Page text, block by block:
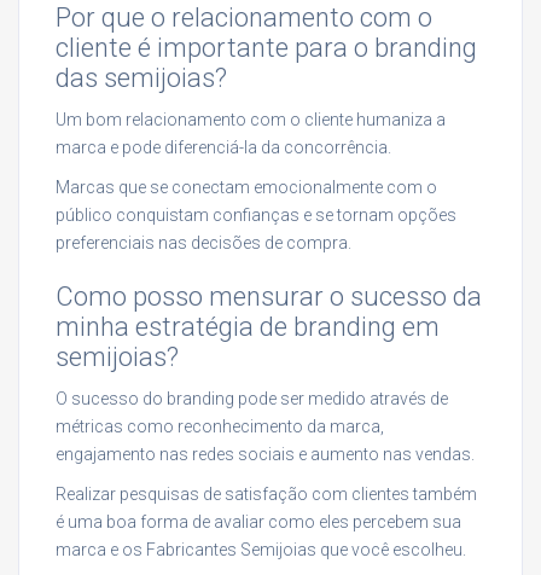
Por que o relacionamento com o
cliente é importante para o branding
das semijoias?
Um bom relacionamento com o cliente humaniza a
marca e pode diferenciá-la da concorrência.
Marcas que se conectam emocionalmente com o
público conquistam confianças e se tornam opções
preferenciais nas decisões de compra.
Como posso mensurar o sucesso da
minha estratégia de branding em
semijoias?
O sucesso do branding pode ser medido através de
métricas como reconhecimento da marca,
engajamento nas redes sociais e aumento nas vendas.
Realizar pesquisas de satisfação com clientes também
é uma boa forma de avaliar como eles percebem sua
marca e os Fabricantes Semijoias que você escolheu.